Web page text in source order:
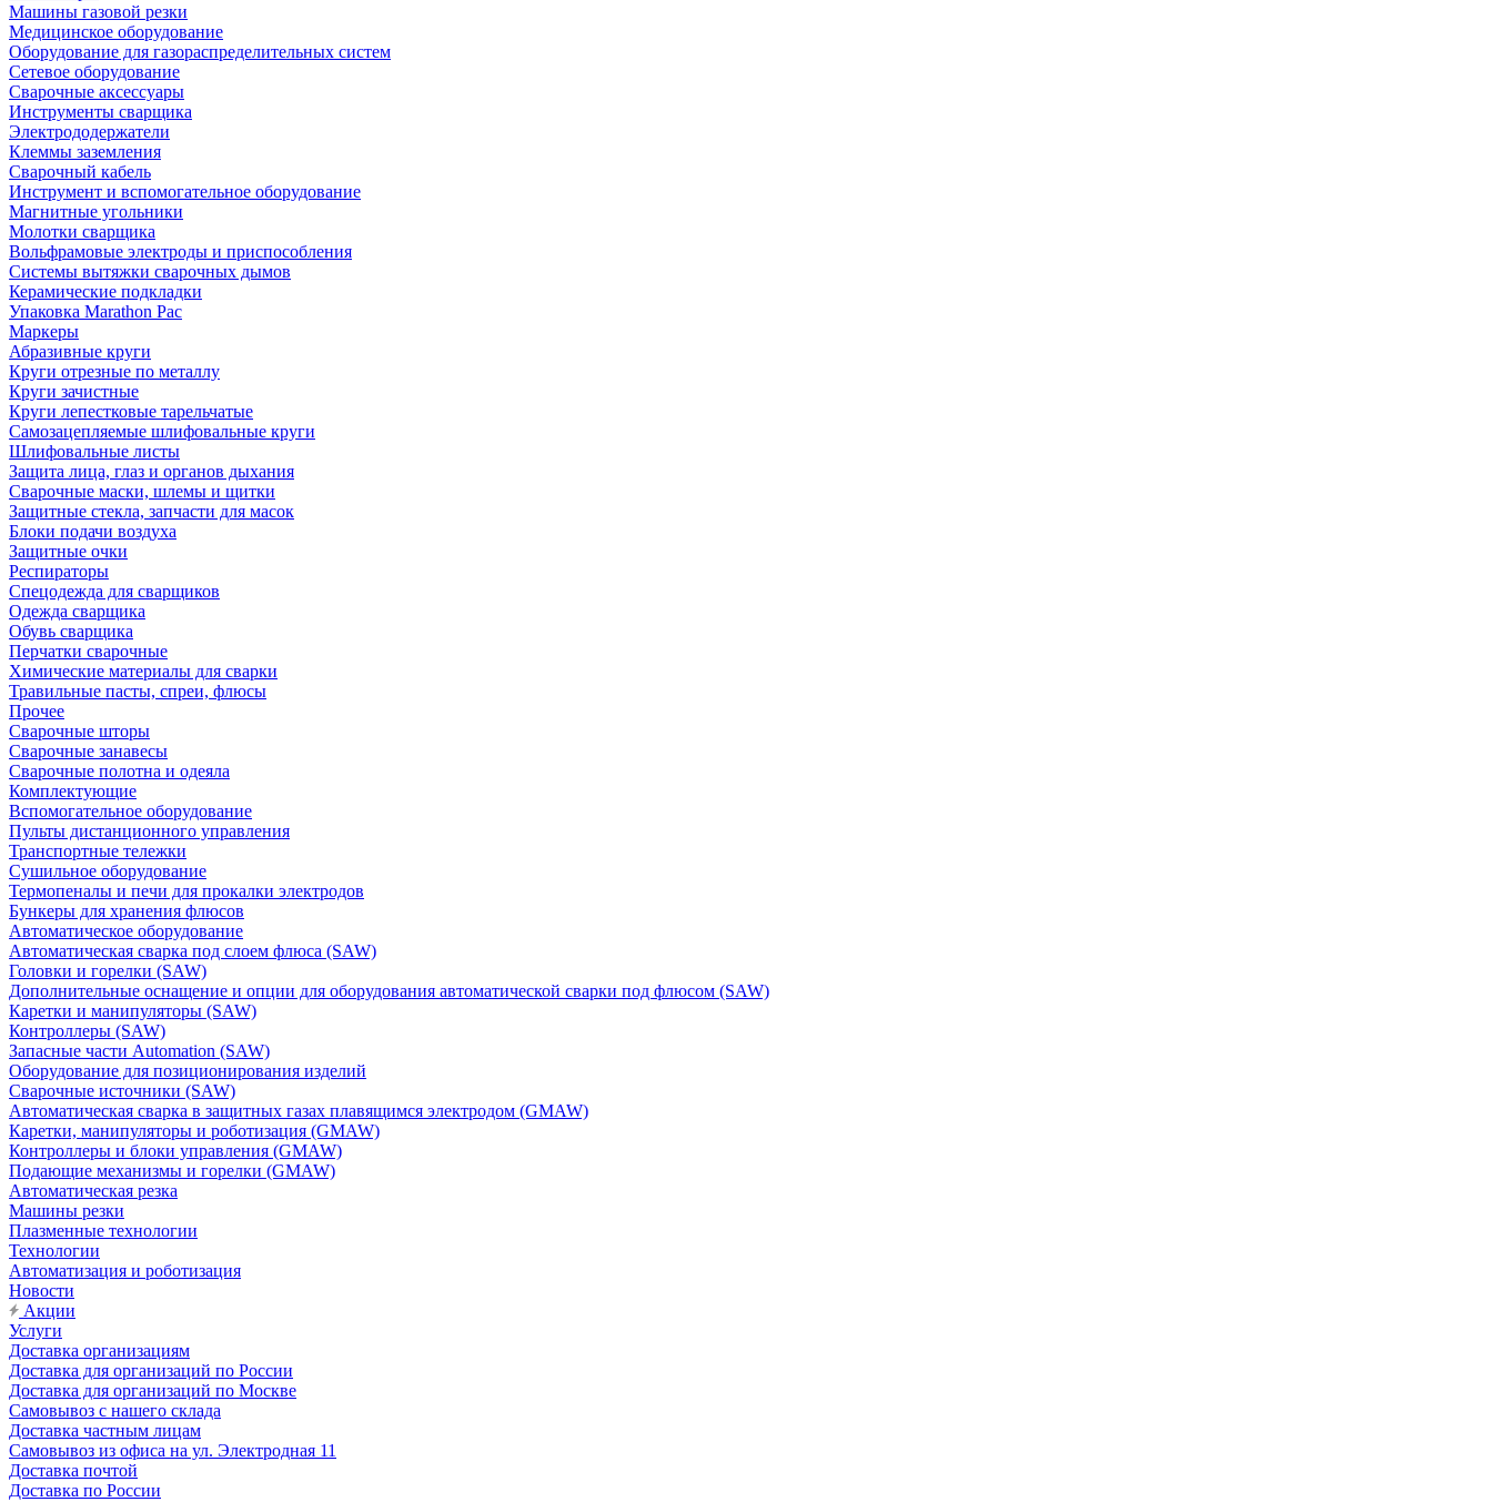
Машины газовой резки
Медицинское оборудование
Оборудование для газораспределительных систем
Сетевое оборудование
Сварочные аксессуары
Инструменты сварщика
Электрододержатели
Клеммы заземления
Сварочный кабель
Инструмент и вспомогательное оборудование
Магнитные угольники
Молотки сварщика
Вольфрамовые электроды и приспособления
Системы вытяжки сварочных дымов
Керамические подкладки
Упаковка Marathon Pac
Маркеры
Абразивные круги
Круги отрезные по металлу
Круги зачистные
Круги лепестковые тарельчатые
Самозацепляемые шлифовальные круги
Шлифовальные листы
Защита лица, глаз и органов дыхания
Сварочные маски, шлемы и щитки
Защитные стекла, запчасти для масок
Блоки подачи воздуха
Защитные очки
Респираторы
Спецодежда для сварщиков
Одежда сварщика
Обувь сварщика
Перчатки сварочные
Химические материалы для сварки
Травильные пасты, спреи, флюсы
Прочее
Сварочные шторы
Сварочные занавесы
Сварочные полотна и одеяла
Комплектующие
Вспомогательное оборудование
Пульты дистанционного управления
Транспортные тележки
Сушильное оборудование
Термопеналы и печи для прокалки электродов
Бункеры для хранения флюсов
Автоматическое оборудование
Автоматическая сварка под слоем флюса (SAW)
Головки и горелки (SAW)
Дополнительные оснащение и опции для оборудования автоматической сварки под флюсом (SAW)
Каретки и манипуляторы (SAW)
Контроллеры (SAW)
Запасные части Automation (SAW)
Оборудование для позиционирования изделий
Сварочные источники (SAW)
Автоматическая сварка в защитных газах плавящимся электродом (GMAW)
Каретки, манипуляторы и роботизация (GMAW)
Контроллеры и блоки управления (GMAW)
Подающие механизмы и горелки (GMAW)
Автоматическая резка
Машины резки
Плазменные технологии
Технологии
Автоматизация и роботизация
Новости
Акции
Услуги
Доставка организациям
Доставка для организаций по России
Доставка для организаций по Москве
Самовывоз с нашего склада
Доставка частным лицам
Самовывоз из офиса на ул. Электродная 11
Доставка почтой
Доставка по России